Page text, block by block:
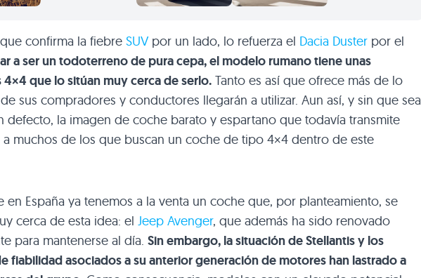
confirma la fiebre SUVpor un lado, lo refuerza el Dacia Duster por el
a ser un todoterreno de pura cepa, el modelo rumano tiene unas
4×4 que lo sitúan muy cerca de serlo. Tanto es así que ofrece más de lo
sus compradores y conductores llegarán a utilizar. Aun así, y sin que sea
defecto, la imagen de coche barato y espartano que todavía transmite
a muchos de los que buscan un coche de tipo 4×4 dentro de este
en España ya tenemos a la venta un coche que, por planteamiento, se
cerca de esta idea: el Jeep Avenger, que además ha sido renovado
para mantenerse al día. Sin embargo, la situación de Stellantis y los
fiabilidad asociados a su anterior generación de motores han lastrado a